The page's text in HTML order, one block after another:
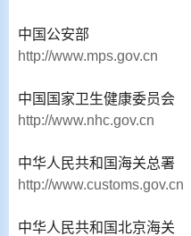
中国公安部
http://www.mps.gov.cn
中国国家卫生健康委员会
http://www.nhc.gov.cn
中华人民共和国海关总署
http://www.customs.gov.cn
中华人民共和国北京海关